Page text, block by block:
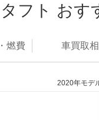
フト おす
燃費 車買取
2020年モデ